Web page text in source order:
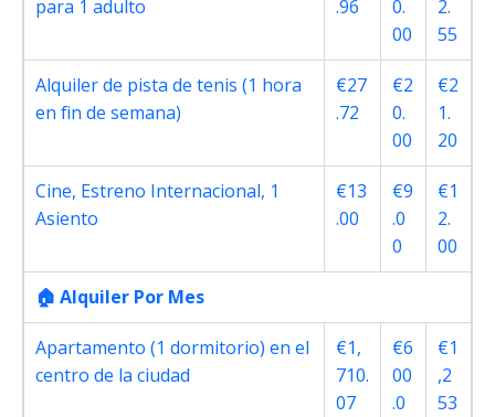
para 1 adulto
.96
0.
00
2.
55
Alquiler de pista de tenis (1 hora
en fin de semana)
€27
.72
€2
0.
00
€2
1.
20
Cine, Estreno Internacional, 1
Asiento
€13
.00
€9
.0
0
€1
2.
00
🏠 Alquiler Por Mes
Apartamento (1 dormitorio) en el
centro de la ciudad
€1,
710.
07
€6
00
.0
€1
,2
53